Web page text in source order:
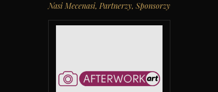
Nasi Mecenasi, Partnerzy, Sponsorzy